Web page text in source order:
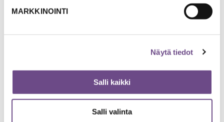
MARKKINOINTI
Näytä tiedot
Salli kaikki
Salli valinta
puh. 09 6122 160HUOM!Lankanumeron käyttö loppuu
30.6.2026, sen jälkeen numero on 040 350 3104